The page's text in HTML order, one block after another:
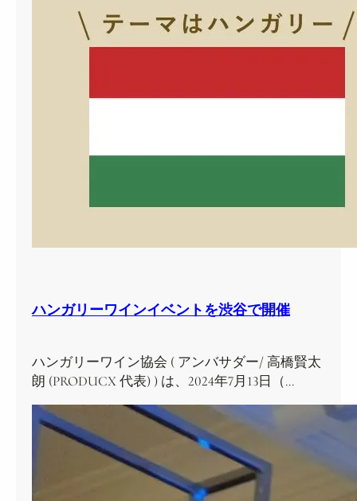
ハンガリーワインイベントを渋谷で開催
ハンガリーワイン協会 ( アンバサダー/ 高橋賢太
朗 (PRODUCX 代表) ) は、2024年7月13日（…